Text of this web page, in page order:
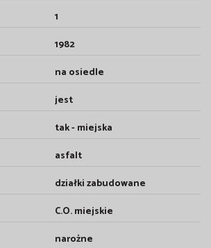
1
1982
na osiedle
jest
tak - miejska
asfalt
działki zabudowane
C.O. miejskie
narożne